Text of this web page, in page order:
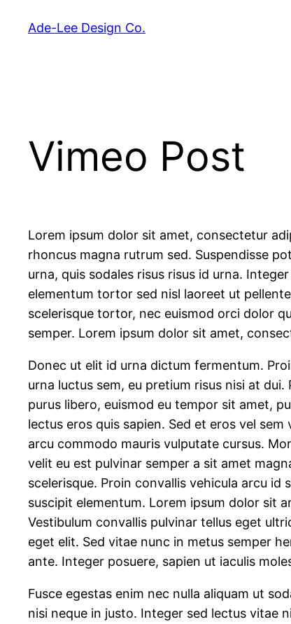
Ade-Lee Design Co.
Vimeo Post
Lorem ipsum dolor sit amet, consectetur
rhoncus magna rutrum sed. Suspendisse
urna, quis sodales risus risus id urna.
elementum tortor sed nisl laoreet ut
scelerisque tortor, nec euismod orci dolor
semper. Lorem ipsum dolor sit amet,
Donec ut elit id urna dictum fermentum.
urna luctus sem, eu pretium risus nisi at
purus libero, euismod eu tempor sit amet,
lectus eros quis sapien. Sed et eros vel
arcu commodo mauris vulputate cursus.
velit eu est pulvinar semper a sit amet
scelerisque. Proin convallis vehicula arcu
suscipit elementum. Lorem ipsum dolor sit
Vestibulum convallis pulvinar tellus eget
eget elit. Sed vitae nunc in metus semper
ante. Integer posuere, sapien ut iaculis
Fusce egestas enim nec nulla aliquam ut
nisi neque in justo. Integer sed lectus vitae